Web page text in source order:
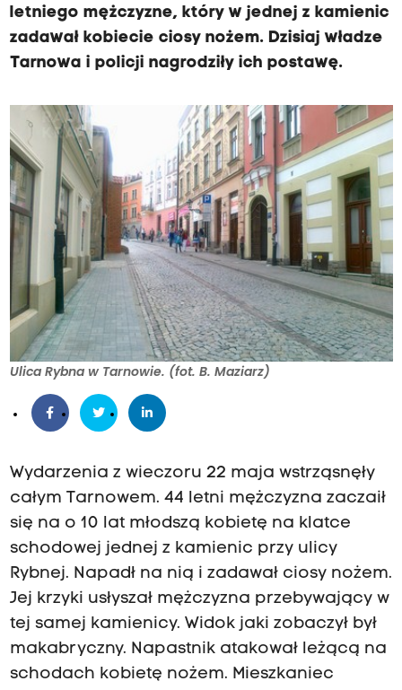
letniego mężczyzne, który w jednej z kamienic
zadawał kobiecie ciosy nożem. Dzisiaj władze
Tarnowa i policji nagrodziły ich postawę.
Ulica Rybna w Tarnowie. (fot. B. Maziarz)
Wydarzenia z wieczoru 22 maja wstrząsnęły
całym Tarnowem. 44 letni mężczyzna zaczaił
się na o 10 lat młodszą kobietę na klatce
schodowej jednej z kamienic przy ulicy
Rybnej. Napadł na nią i zadawał ciosy nożem.
Jej krzyki usłyszał mężczyzna przebywający w
tej samej kamienicy. Widok jaki zobaczył był
makabryczny. Napastnik atakował leżącą na
schodach kobietę nożem. Mieszkaniec